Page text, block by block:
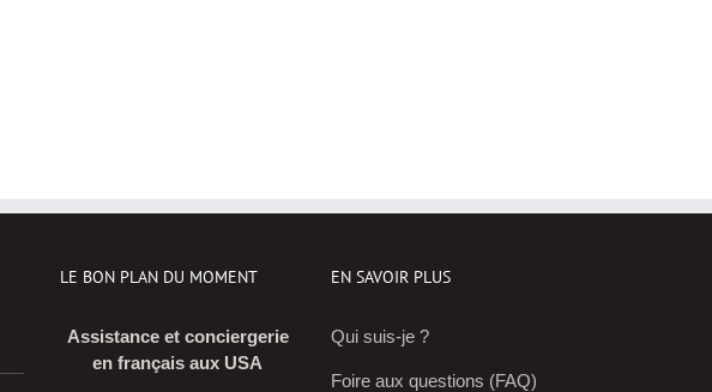
LE BON PLAN DU MOMENT
Assistance et conciergerie
en français aux USA
EN SAVOIR PLUS
Qui suis-je ?
Foire aux questions (FAQ)